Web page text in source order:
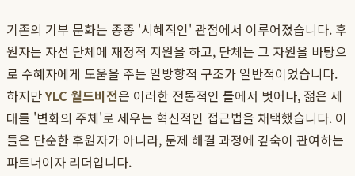
기존의 기부 문화는 종종 '시혜적인' 관점에서 이루어졌습니다. 후
원자는 자선 단체에 재정적 지원을 하고, 단체는 그 자원을 바탕으
로 수혜자에게 도움을 주는 일방향적 구조가 일반적이었습니다.
하지만YLC 월드비전은 이러한 전통적인 틀에서 벗어나, 젊은 세
대를 '변화의 주체'로 세우는 혁신적인 접근법을 채택했습니다. 이
들은 단순한 후원자가 아니라, 문제 해결 과정에 깊숙이 관여하는
파트너이자 리더입니다.